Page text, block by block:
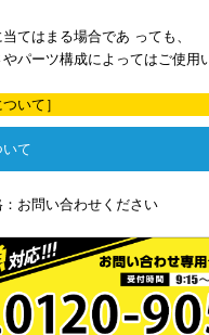
てはまる場合であ っても、
パーツ構成によってはご使用
いて］
て
お問い合わせください